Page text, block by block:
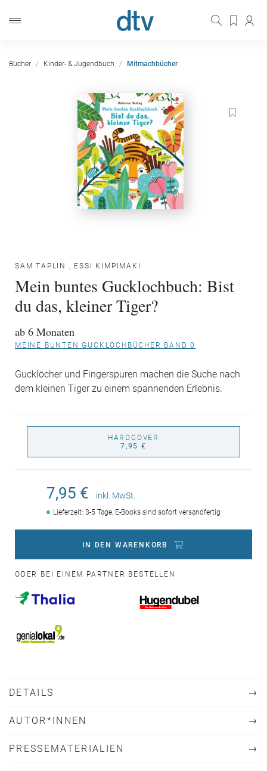
Bücher Kinder- & Jugendbuch Mitmachbücher
SAM TAPLIN , ESSI KIMPIMAKI
Mein buntes Gucklochbuch: Bist
du das, kleiner Tiger?
ab 6 Monaten
MEINE BUNTEN GUCKLOCHBÜCHER BAND 0
Gucklöcher und Fingerspuren machen die Suche nach
dem kleinen Tiger zu einem spannenden Erlebnis.
HARDCOVER
7,95 €
7,95 € inkl. MwSt.
Lieferzeit: 3-5 Tage, E-Books sind sofort versandfertig
IN DEN WARENKORB
ODER BEI EINEM PARTNER BESTELLEN
DETAILS
AUTOR*INNEN
PRESSEMATERIALIEN